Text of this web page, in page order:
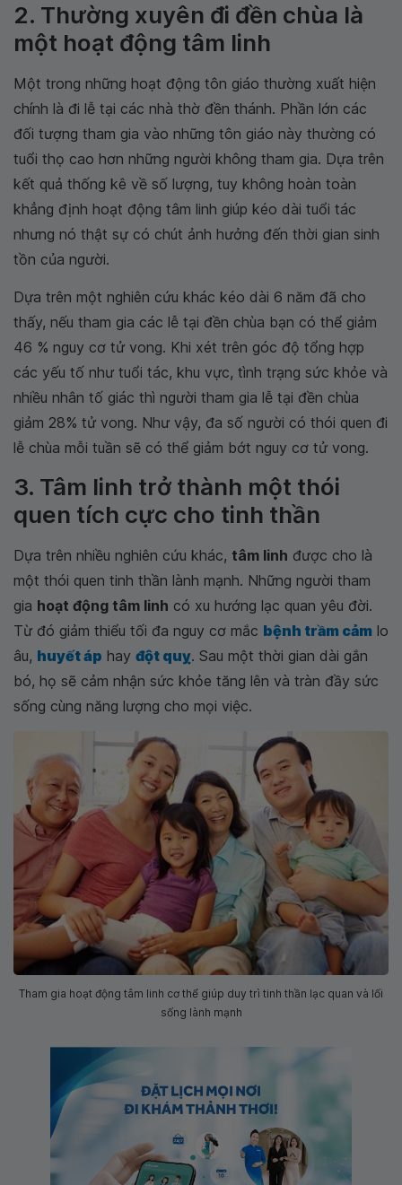
2. Thường xuyên đi đền chùa là
một hoạt động tâm linh
Một trong những hoạt động tôn giáo thường xuất hiện
chính là đi lễ tại các nhà thờ đền thánh. Phần lớn các
đối tượng tham gia vào những tôn giáo này thường có
tuổi thọ cao hơn những người không tham gia. Dựa trên
kết quả thống kê về số lượng, tuy không hoàn toàn
khẳng định hoạt động tâm linh giúp kéo dài tuổi tác
nhưng nó thật sự có chút ảnh hưởng đến thời gian sinh
tồn của người.
Dựa trên một nghiên cứu khác kéo dài 6 năm đã cho
thấy, nếu tham gia các lễ tại đền chùa bạn có thể giảm
46 % nguy cơ tử vong. Khi xét trên góc độ tổng hợp
các yếu tố như tuổi tác, khu vực, tình trạng sức khỏe và
nhiều nhân tố giác thì người tham gia lễ tại đền chùa
giảm 28% tử vong. Như vậy, đa số người có thói quen đi
lễ chùa mỗi tuần sẽ có thể giảm bớt nguy cơ tử vong.
3. Tâm linh trở thành một thói
quen tích cực cho tinh thần
Dựa trên nhiều nghiên cứu khác, tâm linh được cho là
một thói quen tinh thần lành mạnh. Những người tham
gia hoạt động tâm linh có xu hướng lạc quan yêu đời.
Từ đó giảm thiểu tối đa nguy cơ mắc bệnh trầm cảm lo
âu, huyết áp hay đột quỵ. Sau một thời gian dài gắn
bó, họ sẽ cảm nhận sức khỏe tăng lên và tràn đầy sức
sống cùng năng lượng cho mọi việc.
Tham gia hoạt động tâm linh cơ thể giúp duy trì tinh thần lạc quan và lối
sống lành mạnh